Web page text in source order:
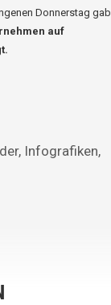
Donnerstag gab
auf
, Infografiken,